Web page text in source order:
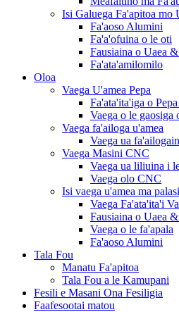
Isi Galuega Fa'apitoa mo
Fa'aoso Alumini
Fa'a'ofuina o le oti
Fausiaina o Uaea
Fa'ata'amilomilo
Oloa
Vaega U'amea Pepa
Fa'ata'ita'iga o
Vaega o le gaosiga
Vaega fa'ailoga u'amea
Vaega ua
Vaega Masini CNC
Vaega ua liliuina i
Vaega olo CNC
Isi vaega u'amea ma
Vaega Fa'ata'ita'i
Fausiaina o Uaea
Vaega o le fa'apala
Fa'aoso Alumini
Tala Fou
Manatu Fa'apitoa
Tala Fou a le Kamupani
Fesili e Masani Ona Fesiligia
Faafesootai matou